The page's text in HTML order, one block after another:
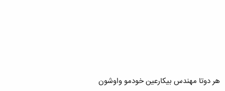
هر دوتا مهندس بیکارعین خودمو واوشون